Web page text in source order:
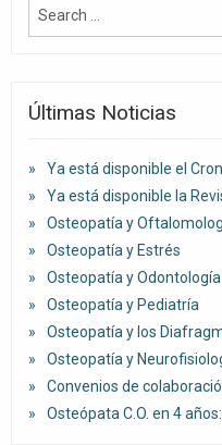
Últimas Noticias
Ya está disponible el
Ya está disponible la
Osteopatía y
Osteopatía y Estrés
Osteopatía y Odontología
Osteopatía y Pediatría
Osteopatía y los
Osteopatía y
Convenios de
Osteópata C.O. en 4